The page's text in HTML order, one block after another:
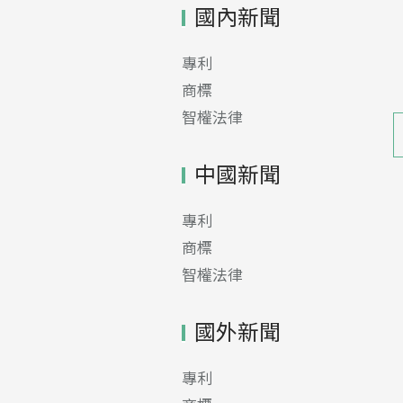
國內新聞
專利
商標
智權法律
中國新聞
專利
商標
智權法律
國外新聞
專利